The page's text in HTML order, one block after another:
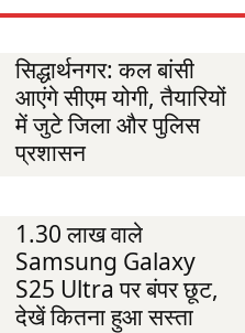
सिद्धार्थनगर: कल बांसी
आएंगे सीएम योगी, तैयारियों
में जुटे जिला और पुलिस
प्रशासन
1.30 लाख वाले
Samsung Galaxy
S25 Ultra पर बंपर छूट,
देखें कितना हुआ सस्ता